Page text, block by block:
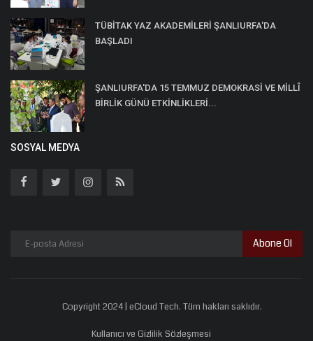
TÜBİTAK YAZ AKADEMİLERİ ŞANLIURFA'DA
BAŞLADI
ŞANLIURFA'DA 15 TEMMUZ DEMOKRASİ VE MİLLÎ
BİRLİK GÜNÜ ETKİNLİKLERİ...
SOSYAL MEDYA
Abone Ol
Copyright 2024 | eCloud Tech. Tüm hakları saklıdır.
Kullanıcı ve Gizlilik Sözleşmesi